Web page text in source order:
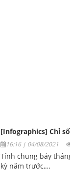
[Infographics] Chỉ
16:16 | 04/08/2021
Tính chung bảy
kỳ năm trước,…